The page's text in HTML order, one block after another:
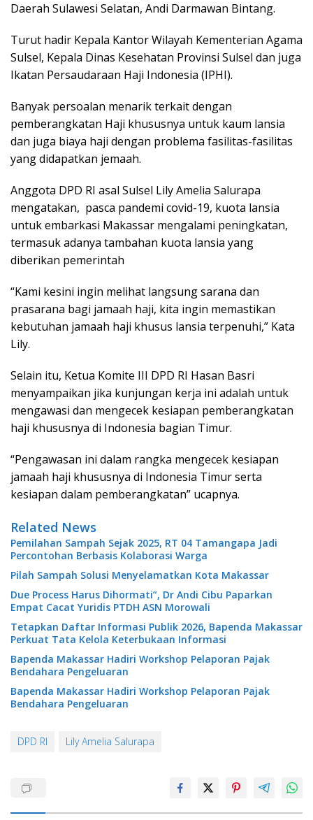
Daerah Sulawesi Selatan, Andi Darmawan Bintang.
Turut hadir Kepala Kantor Wilayah Kementerian Agama
Sulsel, Kepala Dinas Kesehatan Provinsi Sulsel dan juga
Ikatan Persaudaraan Haji Indonesia (IPHI).
Banyak persoalan menarik terkait dengan
pemberangkatan Haji khususnya untuk kaum lansia
dan juga biaya haji dengan problema fasilitas-fasilitas
yang didapatkan jemaah.
Anggota DPD RI asal Sulsel Lily Amelia Salurapa
mengatakan, pasca pandemi covid-19, kuota lansia
untuk embarkasi Makassar mengalami peningkatan,
termasuk adanya tambahan kuota lansia yang
diberikan pemerintah
“Kami kesini ingin melihat langsung sarana dan
prasarana bagi jamaah haji, kita ingin memastikan
kebutuhan jamaah haji khusus lansia terpenuhi,” Kata
Lily.
Selain itu, Ketua Komite III DPD RI Hasan Basri
menyampaikan jika kunjungan kerja ini adalah untuk
mengawasi dan mengecek kesiapan pemberangkatan
haji khususnya di Indonesia bagian Timur.
“Pengawasan ini dalam rangka mengecek kesiapan
jamaah haji khususnya di Indonesia Timur serta
kesiapan dalam pemberangkatan” ucapnya.
Related News
Pemilahan Sampah Sejak 2025, RT 04 Tamangapa Jadi
Percontohan Berbasis Kolaborasi Warga
Pilah Sampah Solusi Menyelamatkan Kota Makassar
Due Process Harus Dihormati”, Dr Andi Cibu Paparkan
Empat Cacat Yuridis PTDH ASN Morowali
Tetapkan Daftar Informasi Publik 2026, Bapenda Makassar
Perkuat Tata Kelola Keterbukaan Informasi
Bapenda Makassar Hadiri Workshop Pelaporan Pajak
Bendahara Pengeluaran
Bapenda Makassar Hadiri Workshop Pelaporan Pajak
Bendahara Pengeluaran
DPD RI Lily Amelia Salurapa